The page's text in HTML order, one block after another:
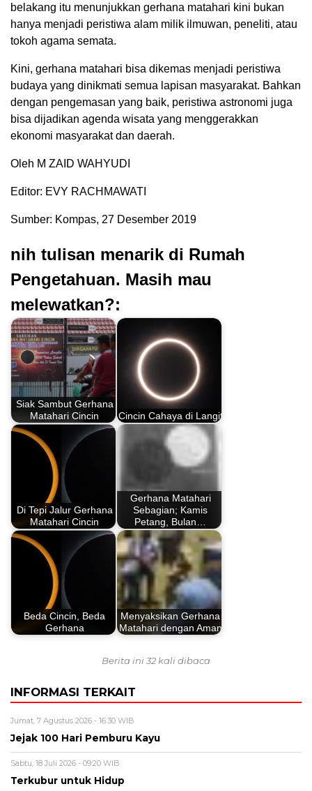
belakang itu menunjukkan gerhana matahari kini bukan
hanya menjadi peristiwa alam milik ilmuwan, peneliti, atau
tokoh agama semata.
Kini, gerhana matahari bisa dikemas menjadi peristiwa
budaya yang dinikmati semua lapisan masyarakat. Bahkan
dengan pengemasan yang baik, peristiwa astronomi juga
bisa dijadikan agenda wisata yang menggerakkan
ekonomi masyarakat dan daerah.
Oleh M ZAID WAHYUDI
Editor: EVY RACHMAWATI
Sumber: Kompas, 27 Desember 2019
nih tulisan menarik di Rumah
Pengetahuan. Masih mau
melewatkan?:
Siak Sambut Gerhana
Matahari Cincin
Cincin Cahaya di Langit
Di Tepi Jalur Gerhana
Matahari Cincin
Gerhana Matahari
Sebagian; Kamis
Petang, Bulan…
Beda Cincin, Beda
Gerhana
Menyaksikan Gerhana
Matahari dengan Aman
Berita ini 32 kali dibaca
INFORMASI TERKAIT
Jumat, 7 Agustus 2026 - 16:30 WIB
Jejak 100 Hari Pemburu Kayu
Sabtu, 18 Juli 2026 - 09:20 WIB
Terkubur untuk Hidup